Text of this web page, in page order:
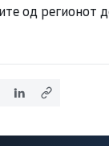
од регионот